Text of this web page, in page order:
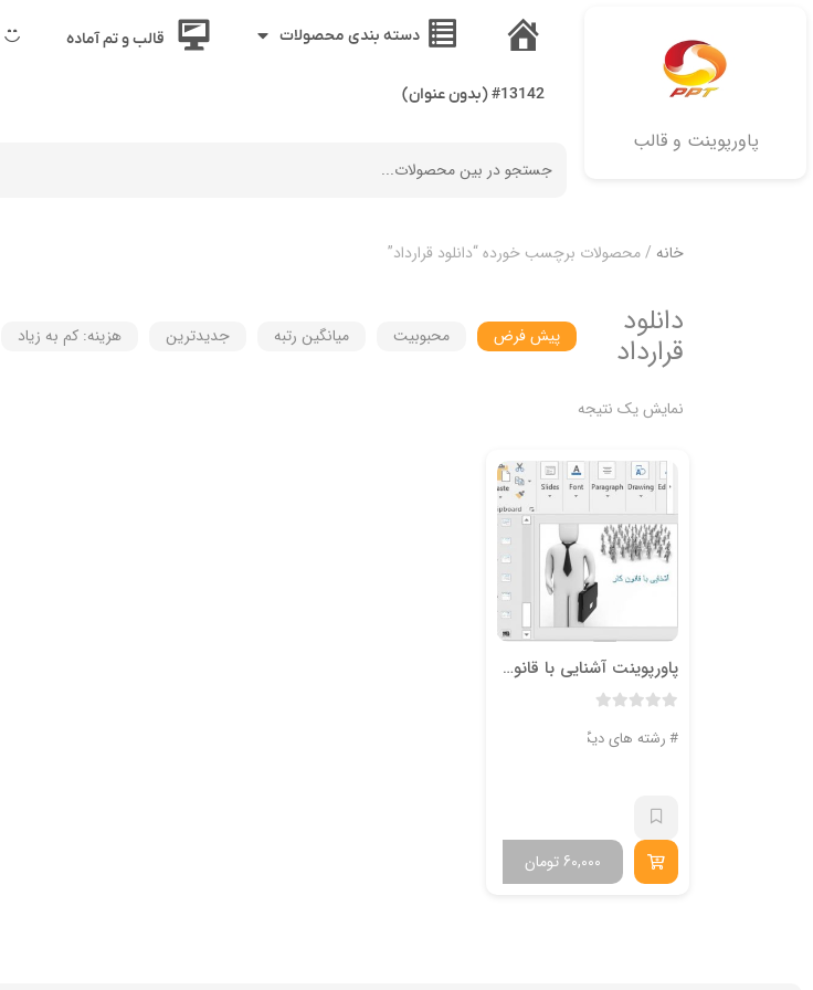
پاورپوینت و قالب
خانه
دسته بندی محصولات قالب و تم آماده
#13142 (بدون عنوان)
خانه / محصولات برچسب خورده “دانلود قرارداد”
دانلود
قرارداد پیش فرض محبوبیت میانگین رتبه جدیدترین هزینه: کم به زیاد
نمایش یک نتیجه
پاورپوینت آشنایی با قانون کار
رشته های دیگر
تومان 60,000